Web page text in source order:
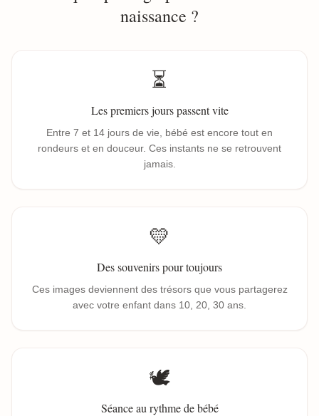
naissance ?
⏳
Les premiers jours passent vite
Entre 7 et 14 jours de vie, bébé est encore tout en
rondeurs et en douceur. Ces instants ne se retrouvent
jamais.
💛
Des souvenirs pour toujours
Ces images deviennent des trésors que vous partagerez
avec votre enfant dans 10, 20, 30 ans.
🕊️
Séance au rythme de bébé